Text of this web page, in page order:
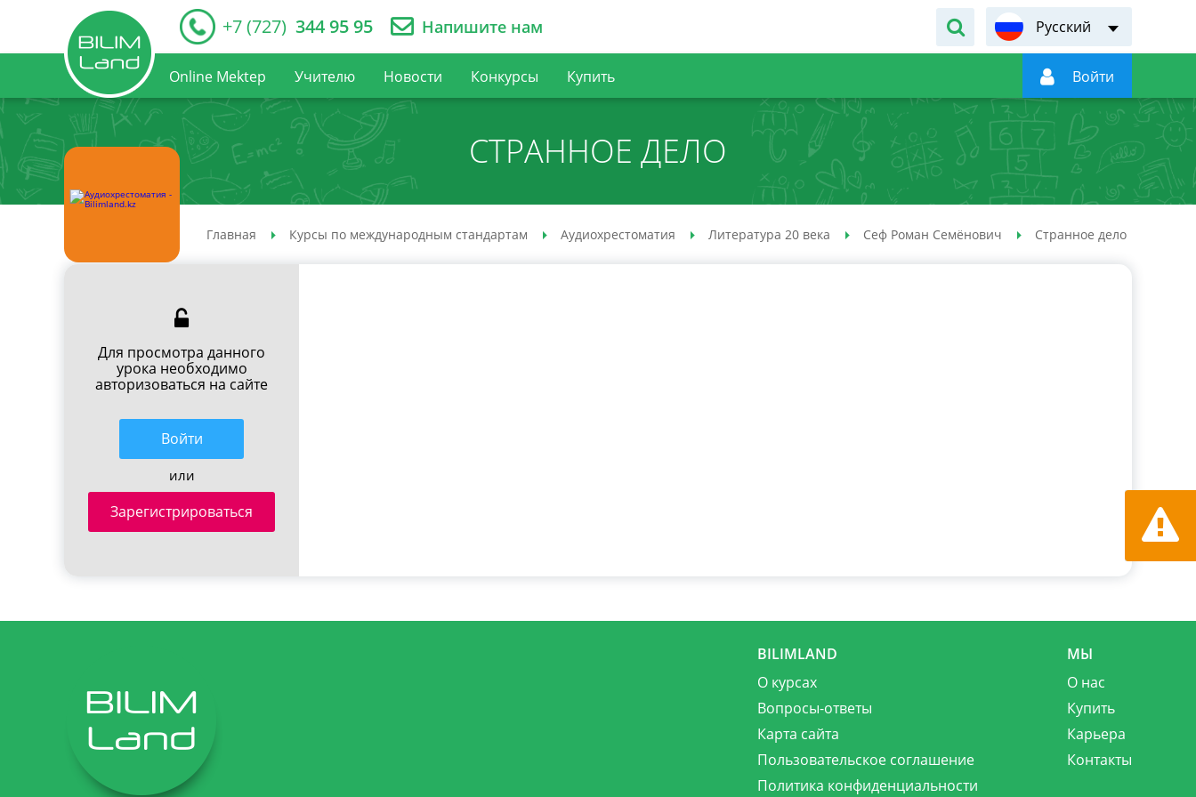
+7 (727) 344 95 95 Напишите нам Русский
Online Mektep Учителю Новости Конкурсы Купить  Войти
СТРАННОЕ ДЕЛО
Главная Курсы по международным стандартам Аудио­хрестоматия Литература 20 века Сеф Роман Семёнович Странное дело
Для просмотра данного
урока необходимо
авторизоваться на сайте
Войти
или
Зарегистрироваться
BILIMLAND
О курсах
Вопросы-ответы
Карта сайта
Пользовательское соглашение
Политика конфиденциальности
МЫ
О нас
Купить
Карьера
Контакты